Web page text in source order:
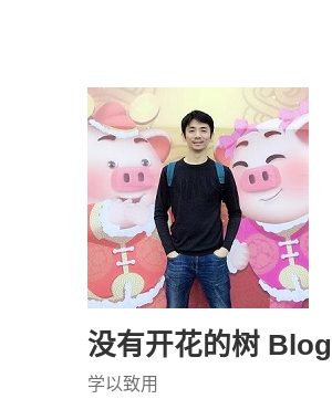
没有开花的树 Blog
学以致用